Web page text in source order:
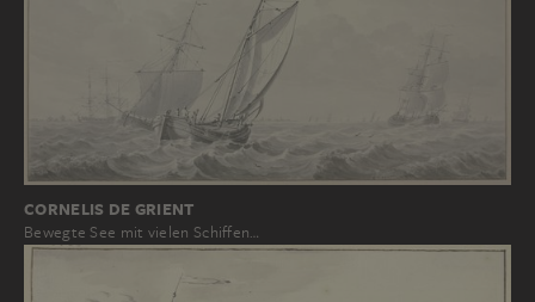
CORNELIS DE GRIENT
Bewegte See mit vielen Schiffen…